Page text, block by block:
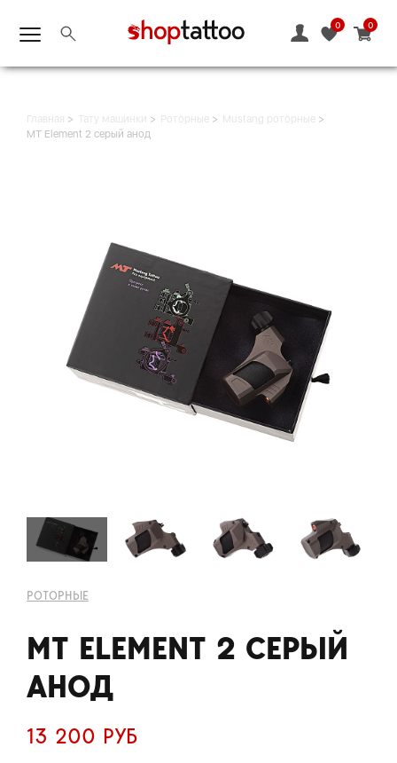
0
0
Главная Тату машинки Роторные
Mustang роторные
MT Element 2 серый анод
РОТОРНЫЕ
MT ELEMENT 2 СЕРЫЙ
АНОД
13 200 РУБ